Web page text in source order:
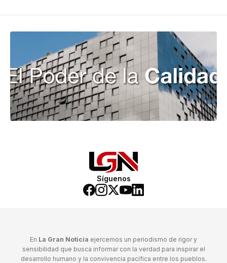
Síguenos
En La Gran Noticia ejercemos un periodismo de rigor y
sensibilidad que busca informar con la verdad para inspirar el
desarrollo humano y la convivencia pacífica entre los pueblos.